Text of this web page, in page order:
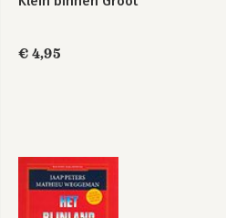
€ 4,95